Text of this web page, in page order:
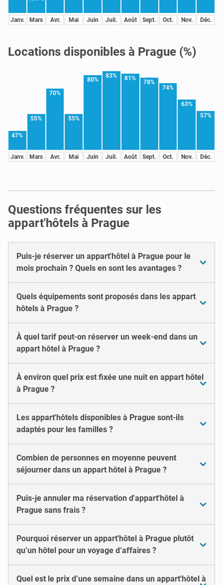
Janv. Mars Avr. Mai Juin Juil. Août Sept. Oct. Nov. Déc.
Locations disponibles à Prague (%)
47%
Janv.
55%
Mars
70%
Avr.
55%
Mai
80%
Juin
83%
Juil.
81%
Août
78%
Sept.
74%
Oct.
63%
Nov.
57%
Déc.
Questions fréquentes sur les
appart'hôtels à Prague
Puis-je réserver un appart'hôtel à Prague pour le
mois prochain ? Quels en sont les avantages ?
Quels équipements sont proposés dans les appart
hôtels à Prague ?
À quel tarif peut-on réserver un week-end dans un
appart hôtel à Prague ?
À environ quel prix est fixée une nuit en appart hôtel
à Prague ?
Les appart'hôtels disponibles à Prague sont-ils
adaptés pour les familles ?
Combien de personnes en moyenne peuvent
séjourner dans un appart hôtel à Prague ?
Puis-je annuler ma réservation d'appart'hôtel à
Prague sans frais ?
Pourquoi réserver un appart'hôtel à Prague plutôt
qu’un hôtel pour un voyage d’affaires ?
Quel est le prix d’une semaine dans un appart'hôtel à